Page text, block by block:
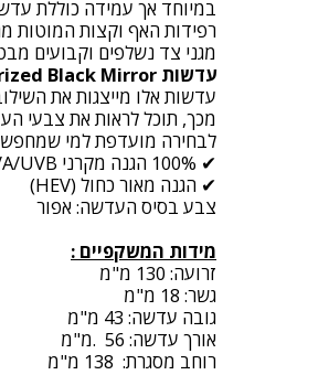
במיוחד אך עמידה כוללת
רפידות האף וקצות המוטות
מגני צד נשלפים וקבועים
עדשות CAPTIVATE™ Polarized Black Mirror
עדשות אלו מייצגות את
מכך, תוכל לראות את צבעי
לבחירה מועדפת למי שמחפש
✔ 100% הגנה מקרני UVA/UVB
✔ הגנה מאור כחול (HEV)
צבע בסיס העדשה: אפור
מידות המשקפיים :
זרועה: 130 מ"מ
גשר: 18 מ"מ
גובה עדשה: 43 מ"מ
אורך עדשה: 56 .מ"מ
רוחב מסגרת: 138 מ"מ